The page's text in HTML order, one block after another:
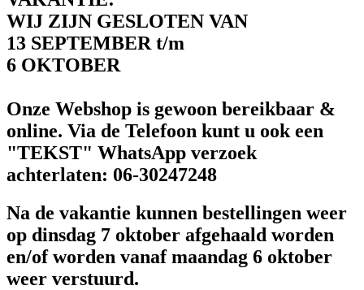
WIJ ZIJN GESLOTEN VAN
13 SEPTEMBER t/m
6 OKTOBER
Onze Webshop is gewoon bereikbaar &
online. Via de Telefoon kunt u ook een
"TEKST" WhatsApp verzoek
achterlaten: 06-30247248
Na de vakantie kunnen bestellingen weer
op dinsdag 7 oktober afgehaald worden
en/of worden vanaf maandag 6 oktober
weer verstuurd.